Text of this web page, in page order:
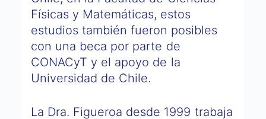
Físicas y Matemáticas, estos
estudios también fueron posibles
con una beca por parte de
CONACyT y el apoyo de la
Universidad de Chile.
La Dra. Figueroa desde 1999 trabaja